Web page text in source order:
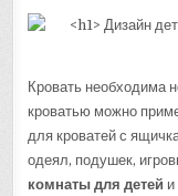
Кровать необходима
кроватью можно
для кроватей с
одеял, подушек,
комнаты для детей